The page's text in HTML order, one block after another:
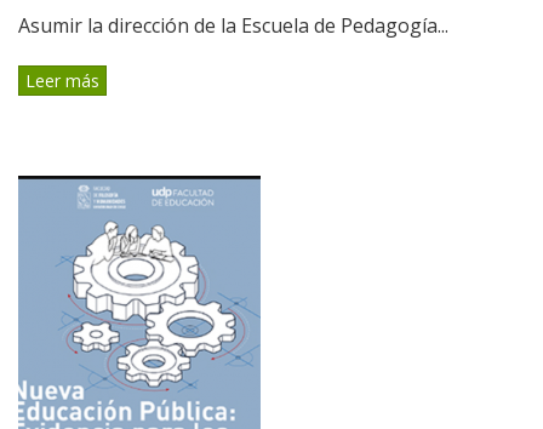
Asumir la dirección de la Escuela de Pedagogía...
Leer más